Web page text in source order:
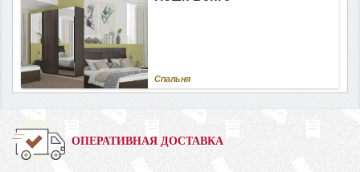
Спальня
ОПЕРАТИВНАЯ ДОСТАВКА